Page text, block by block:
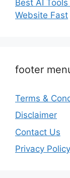
Best AI
Website Fast
footer
Terms &
Disclaimer
Contact Us
Privacy Policy